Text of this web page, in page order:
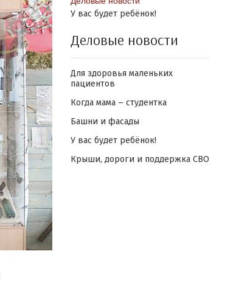
У вас будет ребёнок!
Деловые новости
Для здоровья маленьких
пациентов
Когда мама – студентка
Башни и фасады
У вас будет ребёнок!
Крыши, дороги и поддержка СВО